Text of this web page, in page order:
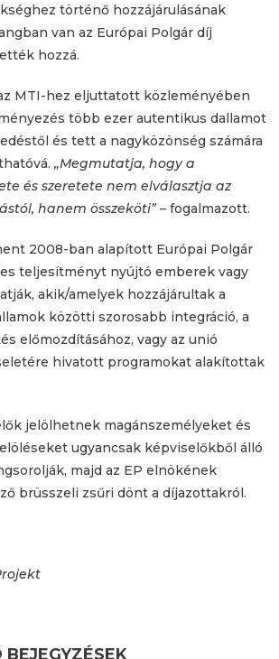
történő hozzájárulásának
van az Európai Polgár díj
hozzá.
MTI-hez eljuttatott közleményében
több ezer autentikus dallamot
és tett a nagyközönség számára
„Megmutatja, hogy a
és szeretete nem elválasztja az
hanem összeköti”– fogalmazott.
2008-ban alapított Európai Polgár
teljesítményt nyújtó emberek vagy
akik/amelyek hozzájárultak a
közötti szorosabb integráció, a
előmozdításához, vagy az unió
hivatott programokat alakítottak
jelölhetnek magánszemélyeket és
ugyancsak képviselőkből álló
majd az EP elnökének
brüsszeli zsűri dönt a díjazottakról.